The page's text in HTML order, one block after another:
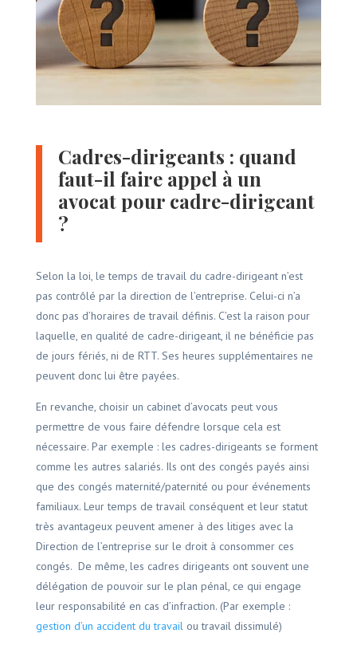
Cadres-dirigeants : quand
faut-il faire appel à un
avocat pour cadre-dirigeant
?
Selon la loi, le temps de travail du cadre-dirigeant n’est
pas contrôlé par la direction de l’entreprise. Celui-ci n’a
donc pas d’horaires de travail définis. C’est la raison pour
laquelle, en qualité de cadre-dirigeant, il ne bénéficie pas
de jours fériés, ni de RTT. Ses heures supplémentaires ne
peuvent donc lui être payées.
En revanche, choisir un cabinet d’avocats peut vous
permettre de vous faire défendre lorsque cela est
nécessaire. Par exemple : les cadres-dirigeants se forment
comme les autres salariés. Ils ont des congés payés ainsi
que des congés maternité/paternité ou pour événements
familiaux. Leur temps de travail conséquent et leur statut
très avantageux peuvent amener à des litiges avec la
Direction de l’entreprise sur le droit à consommer ces
congés. De même, les cadres dirigeants ont souvent une
délégation de pouvoir sur le plan pénal, ce qui engage
leur responsabilité en cas d’infraction. (Par exemple :
gestion d’un accident du travailou travail dissimulé)